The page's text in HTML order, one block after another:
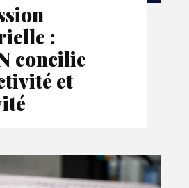
:
concilie
et